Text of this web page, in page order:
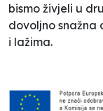
bismo živjeli u
dovoljno snažna
i lažima.